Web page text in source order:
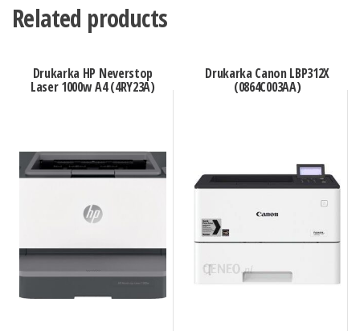
Related products
Drukarka HP Neverstop
Laser 1000w A4 (4RY23A)
Drukarka Canon LBP312X
(0864C003AA)